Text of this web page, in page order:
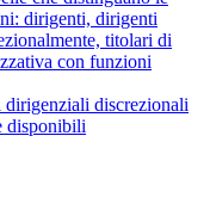
dirigenti, dirigenti
titolari di
con funzioni
discrezionali
disponibili